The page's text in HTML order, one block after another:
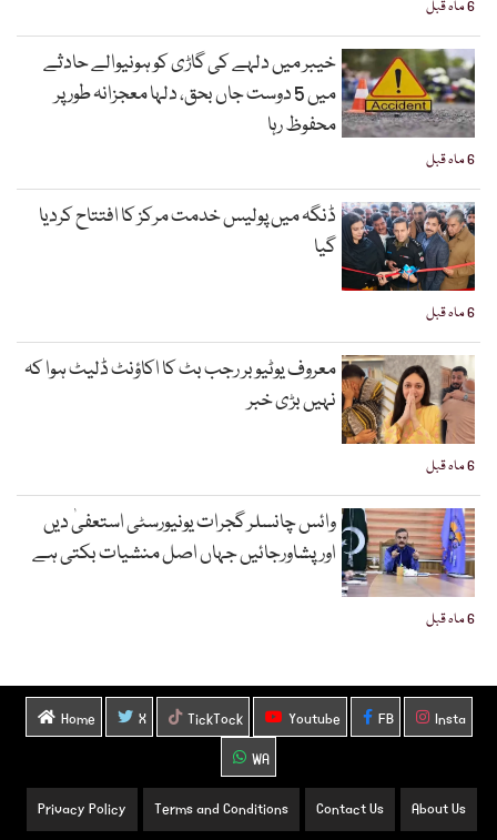
6 ماہ قبل
6 ماہ قبل
خیبر میں دلہے کی گاڑی کو ہونیوالے حادثے
میں 5 دوست جاں بحق، دلہا معجزانہ طور پر
محفوظ رہا
6 ماہ قبل
ڈنگہ میں پولیس خدمت مرکز کا افتتاح کردیا
گیا
6 ماہ قبل
معروف یوٹیوبر رجب بٹ کا اکاؤنٹ ڈلیٹ ہوا کہ
نہیں بڑی خبر
6 ماہ قبل
وائس چانسلر گجرات یونیورسٹی استعفیٰ دیں
اورپشاورجائیں جہاں اصل منشیات بکتی ہے
Home X TickTock Youtube FB
Insta
WA
About Us
Contact Us
Terms and Conditions
Privacy Policy